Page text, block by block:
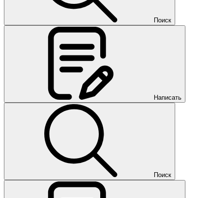
Поиск
Написать
Поиск